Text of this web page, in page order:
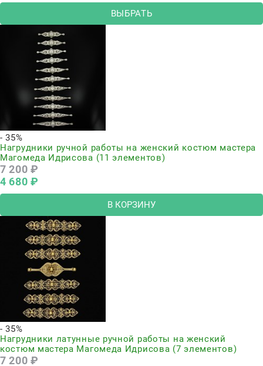
ВЫБРАТЬ
- 35%
Нагрудники ручной работы на женский костюм мастера
Магомеда Идрисова (11 элементов)
7 200 ₽
4 680 ₽
В КОРЗИНУ
- 35%
Нагрудники латунные ручной работы на женский
костюм мастера Магомеда Идрисова (7 элементов)
7 200 ₽